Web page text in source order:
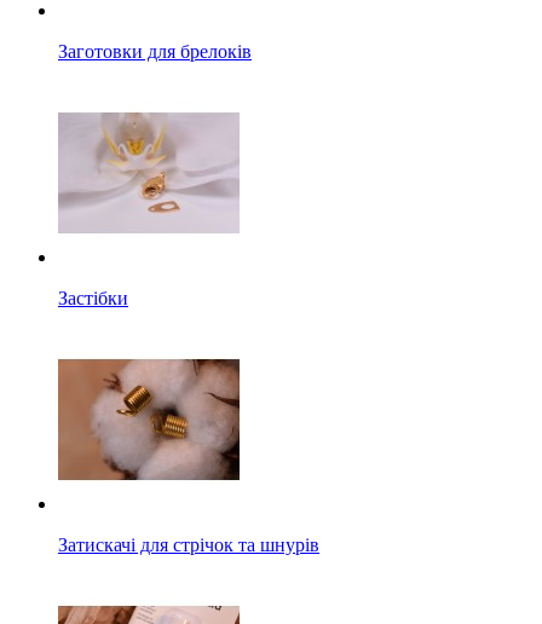
Заготовки для брелоків
Застібки
Затискачі для стрічок та шнурів